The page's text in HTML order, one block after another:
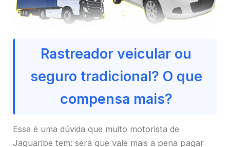
Rastreador veicular ou
seguro tradicional? O que
compensa mais?
Essa é uma dúvida que muito motorista de
Jaguaribe tem: será que vale mais a pena pagar